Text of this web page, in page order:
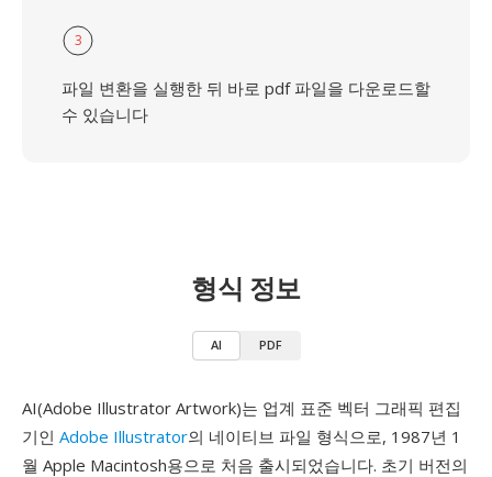
3
파일 변환을 실행한 뒤 바로 pdf 파일을 다운로드할
수 있습니다
형식 정보
AI PDF
AI(Adobe Illustrator Artwork)는 업계 표준 벡터 그래픽 편집
기인 Adobe Illustrator의 네이티브 파일 형식으로, 1987년 1
월 Apple Macintosh용으로 처음 출시되었습니다. 초기 버전의